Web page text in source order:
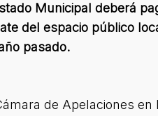
Municipal deberá
del espacio público
pasado.
de Apelaciones